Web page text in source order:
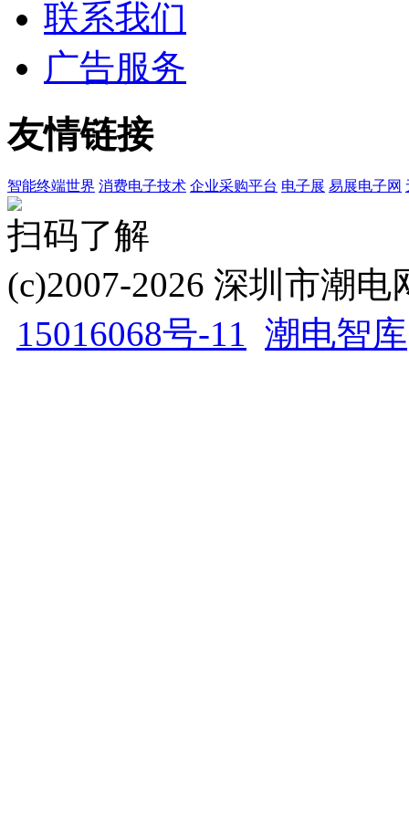
联系我们
广告服务
友情链接
智能终端世界 消费电子技术 企业采购平台 电子展 易展电子网
扫码了解
(c)2007-2026 深圳市潮
15016068号-11 潮电智库